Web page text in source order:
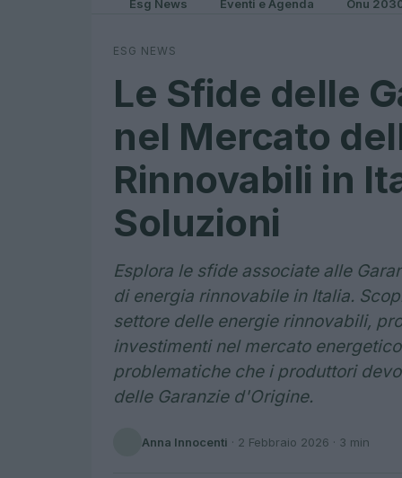
Esg News Eventi e Agenda Onu
ESG NEWS
Le Sfide delle
nel Mercato
Rinnovabili in
Soluzioni
Esplora le sfide associate alle
di energia rinnovabile in Italia.
settore delle energie rinnovabili,
investimenti nel mercato
problematiche che i produttori
delle Garanzie d'Origine.
Anna Innocenti · 2 Febbraio 2026 · 3 min